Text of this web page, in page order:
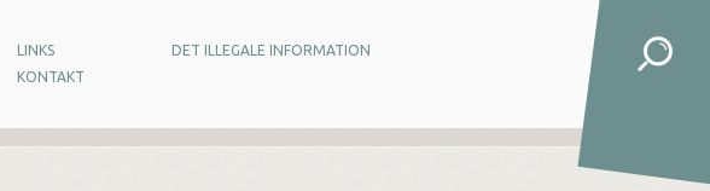
LINKS
DET ILLEGALE INFORMATION
KONTAKT